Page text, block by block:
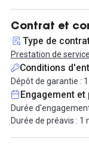
ainsi qu'à de
L'offre inclut des
plus qu'à s'installer
en mezzanine,
chaussée.
L'activité principale
activité connexe ou
les échanges et les
Contrat et
Type de
Prestation de service
Conditions
Dépôt de garantie :
Engagement et
Durée
Durée de préavis : 1